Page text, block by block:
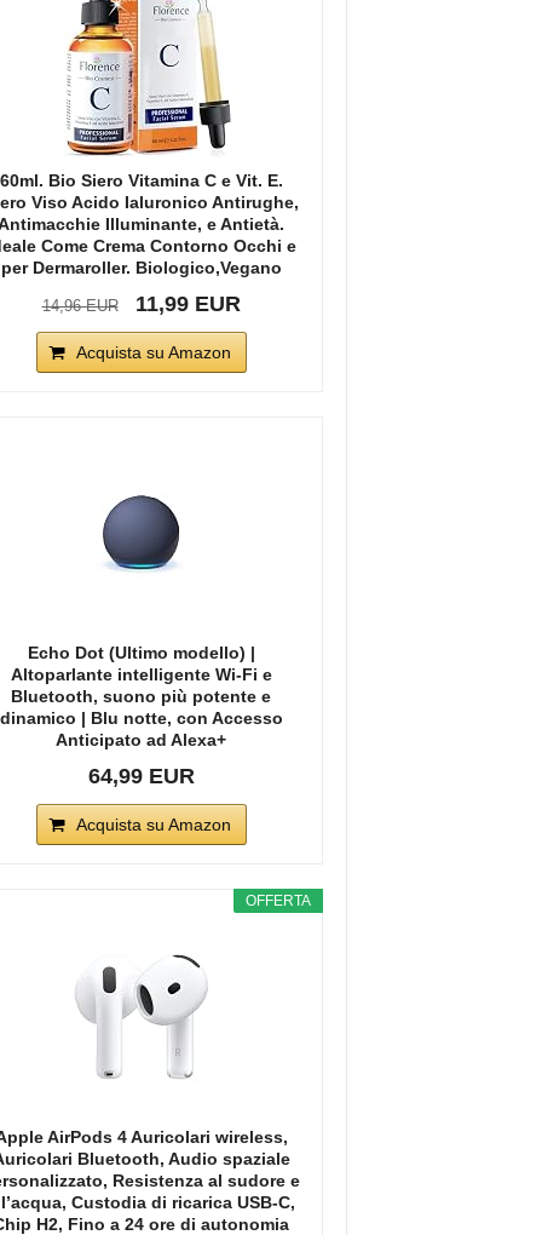
60ml. Bio Siero Vitamina C e Vit. E.
Viso Acido Ialuronico Antirughe,
Illuminante, e Antietà.
Come Crema Contorno Occhi e
per Dermaroller. Biologico,Vegano
14,96 EUR 11,99 EUR
Acquista su Amazon
Echo Dot (Ultimo modello) |
Altoparlante intelligente Wi-Fi e
Bluetooth, suono più potente e
dinamico | Blu notte, con Accesso
Anticipato ad Alexa+
64,99 EUR
Acquista su Amazon
OFFERTA
AirPods 4 Auricolari wireless,
Bluetooth, Audio spaziale
Resistenza al sudore e
Custodia di ricarica USB-C,
H2, Fino a 24 ore di autonomia